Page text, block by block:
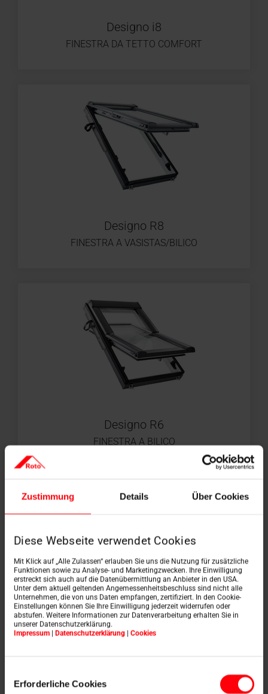
Zustimmung Details Über Cookies
Diese Webseite verwendet Cookies
Mit Klick auf „Alle Zulassen“ erlauben Sie uns die Nutzung für zusätzliche
Funktionen sowie zu Analyse- und Marketingzwecken. Ihre Einwilligung
erstreckt sich auch auf die Datenübermittlung an Anbieter in den USA.
Unter dem aktuell geltenden Angemessenheitsbeschluss sind nicht alle
Unternehmen, die von uns Daten empfangen, zertifiziert. In den Cookie-
Einstellungen können Sie Ihre Einwilligung jederzeit widerrufen oder
abstufen. Weitere Informationen zur Datenverarbeitung erhalten Sie in
unserer Datenschutzerklärung.
Impressum | Datenschutzerklärung | Cookies
Erforderliche Cookies
Designo i8
FINESTRA DA TETTO COMFORT
Designo R8
FINESTRA A VASISTAS/BILICO
Designo R6
FINESTRA A BILICO
Designo R6